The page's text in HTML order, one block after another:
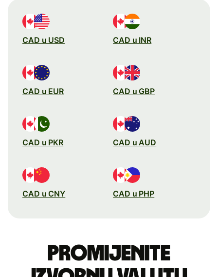
CAD u USD CAD u INR
CAD u EUR CAD u GBP
CAD u PKR CAD u AUD
CAD u CNY CAD u PHP
Promijenite